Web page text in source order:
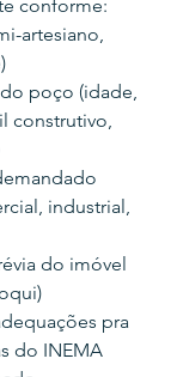
conforme:
artesiano,
poço (idade,
construtivo,
industrial,
do imóvel
pra
do INEMA